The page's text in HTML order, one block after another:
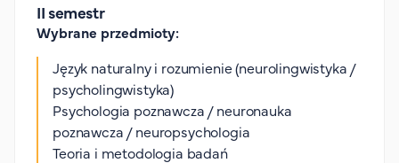
Strefa wiedzy
Kontakt
Górny pasek
Platforma zdalnego nauczania
II semestr
Wybrane przedmioty:
Język naturalny i rozumienie (neurolingwistyka /
psycholingwistyka)
Psychologia poznawcza / neuronauka
poznawcza / neuropsychologia
Teoria i metodologia badań